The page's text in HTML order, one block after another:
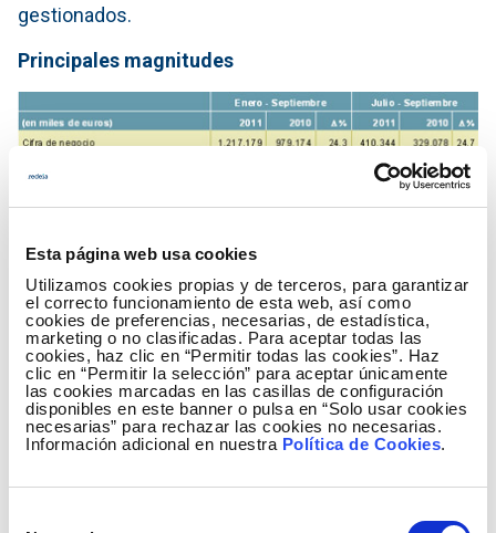
Esta página web usa cookies
Utilizamos cookies propias y de terceros, para garantizar
el correcto funcionamiento de esta web, así como
cookies de preferencias, necesarias, de estadística,
marketing o no clasificadas. Para aceptar todas las
cookies, haz clic en “Permitir todas las cookies”. Haz
clic en “Permitir la selección” para aceptar únicamente
las cookies marcadas en las casillas de configuración
disponibles en este banner o pulsa en “Solo usar cookies
necesarias” para rechazar las cookies no necesarias.
Información adicional en nuestra Política de Cookies.
gestionados.
Principales magnitudes
Hechos significativos
Excelencia empresarial
Red Eléctrica ha obtenido el premio a la excelencia
empresarial en la categoría "Asumir la
responsabilidad de un futuro sostenible" que otorga
la Fundación Europea para la Gestión de la Calidad
(EFQM). Además, la Fundación ha destacado como
"buena práctica" la gestión de Red Eléctrica, no solo